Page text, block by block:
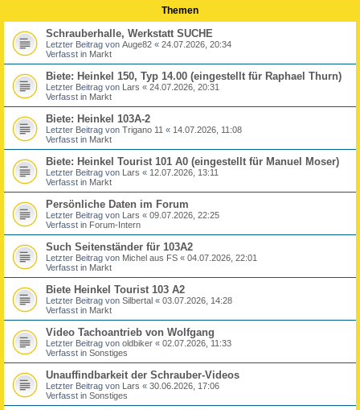
Themen
Schrauberhalle, Werkstatt SUCHE
Letzter Beitrag von Auge82 « 24.07.2026, 20:34
Verfasst in Markt
Biete: Heinkel 150, Typ 14.00 (eingestellt für Raphael Thurn)
Letzter Beitrag von Lars « 24.07.2026, 20:31
Verfasst in Markt
Biete: Heinkel 103A-2
Letzter Beitrag von Trigano 11 « 14.07.2026, 11:08
Verfasst in Markt
Biete: Heinkel Tourist 101 A0 (eingestellt für Manuel Moser)
Letzter Beitrag von Lars « 12.07.2026, 13:11
Verfasst in Markt
Persönliche Daten im Forum
Letzter Beitrag von Lars « 09.07.2026, 22:25
Verfasst in Forum-Intern
Such Seitenständer für 103A2
Letzter Beitrag von Michel aus FS « 04.07.2026, 22:01
Verfasst in Markt
Biete Heinkel Tourist 103 A2
Letzter Beitrag von Silbertal « 03.07.2026, 14:28
Verfasst in Markt
Video Tachoantrieb von Wolfgang
Letzter Beitrag von oldbiker « 02.07.2026, 11:33
Verfasst in Sonstiges
Unauffindbarkeit der Schrauber-Videos
Letzter Beitrag von Lars « 30.06.2026, 17:06
Verfasst in Sonstiges